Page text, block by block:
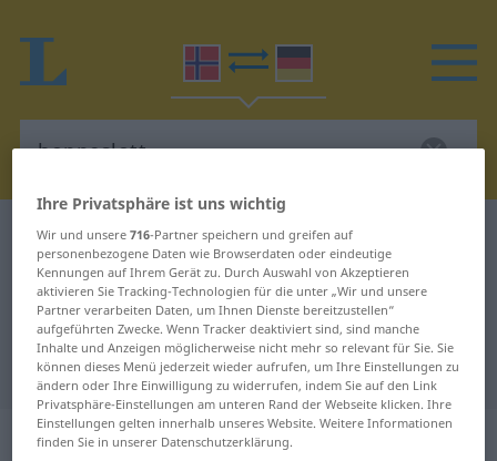
Norwegisch-Deutsch Wörterbuch hoppeslott
Norwegisch-Deutsch Übersetzung
für "hoppeslott"
"hoppeslott" Deutsch Übersetzung
„hoppeslott“: Neutrum
Ihre Privatsphäre ist uns wichtig
Wir und unsere716-Partner speichern und greifen auf
personenbezogene Daten wie Browserdaten oder eindeutige
Kennungen auf Ihrem Gerät zu. Durch Auswahl von Akzeptieren
aktivieren Sie Tracking-Technologien für die unter „Wir und unsere
Partner verarbeiten Daten, um Ihnen Dienste bereitzustellen“
aufgeführten Zwecke. Wenn Tracker deaktiviert sind, sind manche
Inhalte und Anzeigen möglicherweise nicht mehr so relevant für Sie. Sie
können dieses Menü jederzeit wieder aufrufen, um Ihre Einstellungen zu
ändern oder Ihre Einwilligung zu widerrufen, indem Sie auf den Link
Privatsphäre-Einstellungen am unteren Rand der Webseite klicken. Ihre
Einstellungen gelten innerhalb unseres Website. Weitere Informationen
finden Sie in unserer Datenschutzerklärung.